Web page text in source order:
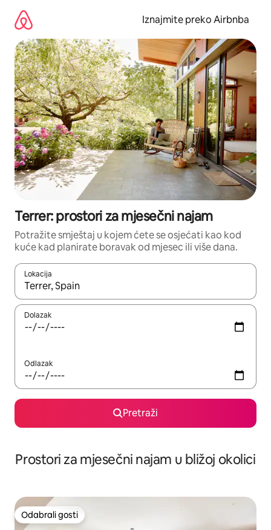
sadržaj
Iznajmite preko Airbnba
Terrer: prostori za mjesečni najam
Potražite smještaj u kojem ćete se osjećati kao kod
kuće kad planirate boravak od mjesec ili više dana.
Lokacija
Kada budu dostupni rezultati, moći ćete ih pregledati
Dolazak
Odlazak
Pretraži
Prostori za mjesečni najam u bližoj okolici
Odabrali gosti
Odabrali gosti